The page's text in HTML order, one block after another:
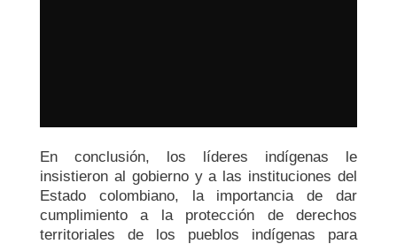
En conclusión, los líderes indígenas le
insistieron al gobierno y a las instituciones del
Estado colombiano, la importancia de dar
cumplimiento a la protección de derechos
territoriales de los pueblos indígenas para